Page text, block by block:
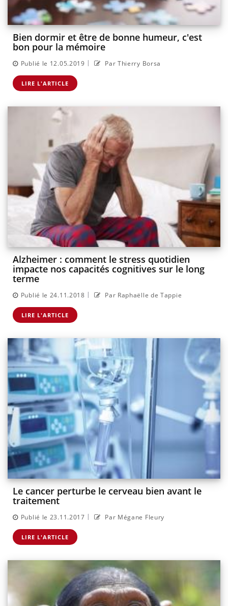
Bien dormir et être de bonne humeur, c'est
bon pour la mémoire
Publié le 12.05.2019 | Par Thierry Borsa
LIRE L'ARTICLE
Alzheimer : comment le stress quotidien
impacte nos capacités cognitives sur le long
terme
Publié le 24.11.2018 | Par Raphaëlle de Tappie
LIRE L'ARTICLE
Le cancer perturbe le cerveau bien avant le
traitement
Publié le 23.11.2017 | Par Mégane Fleury
LIRE L'ARTICLE